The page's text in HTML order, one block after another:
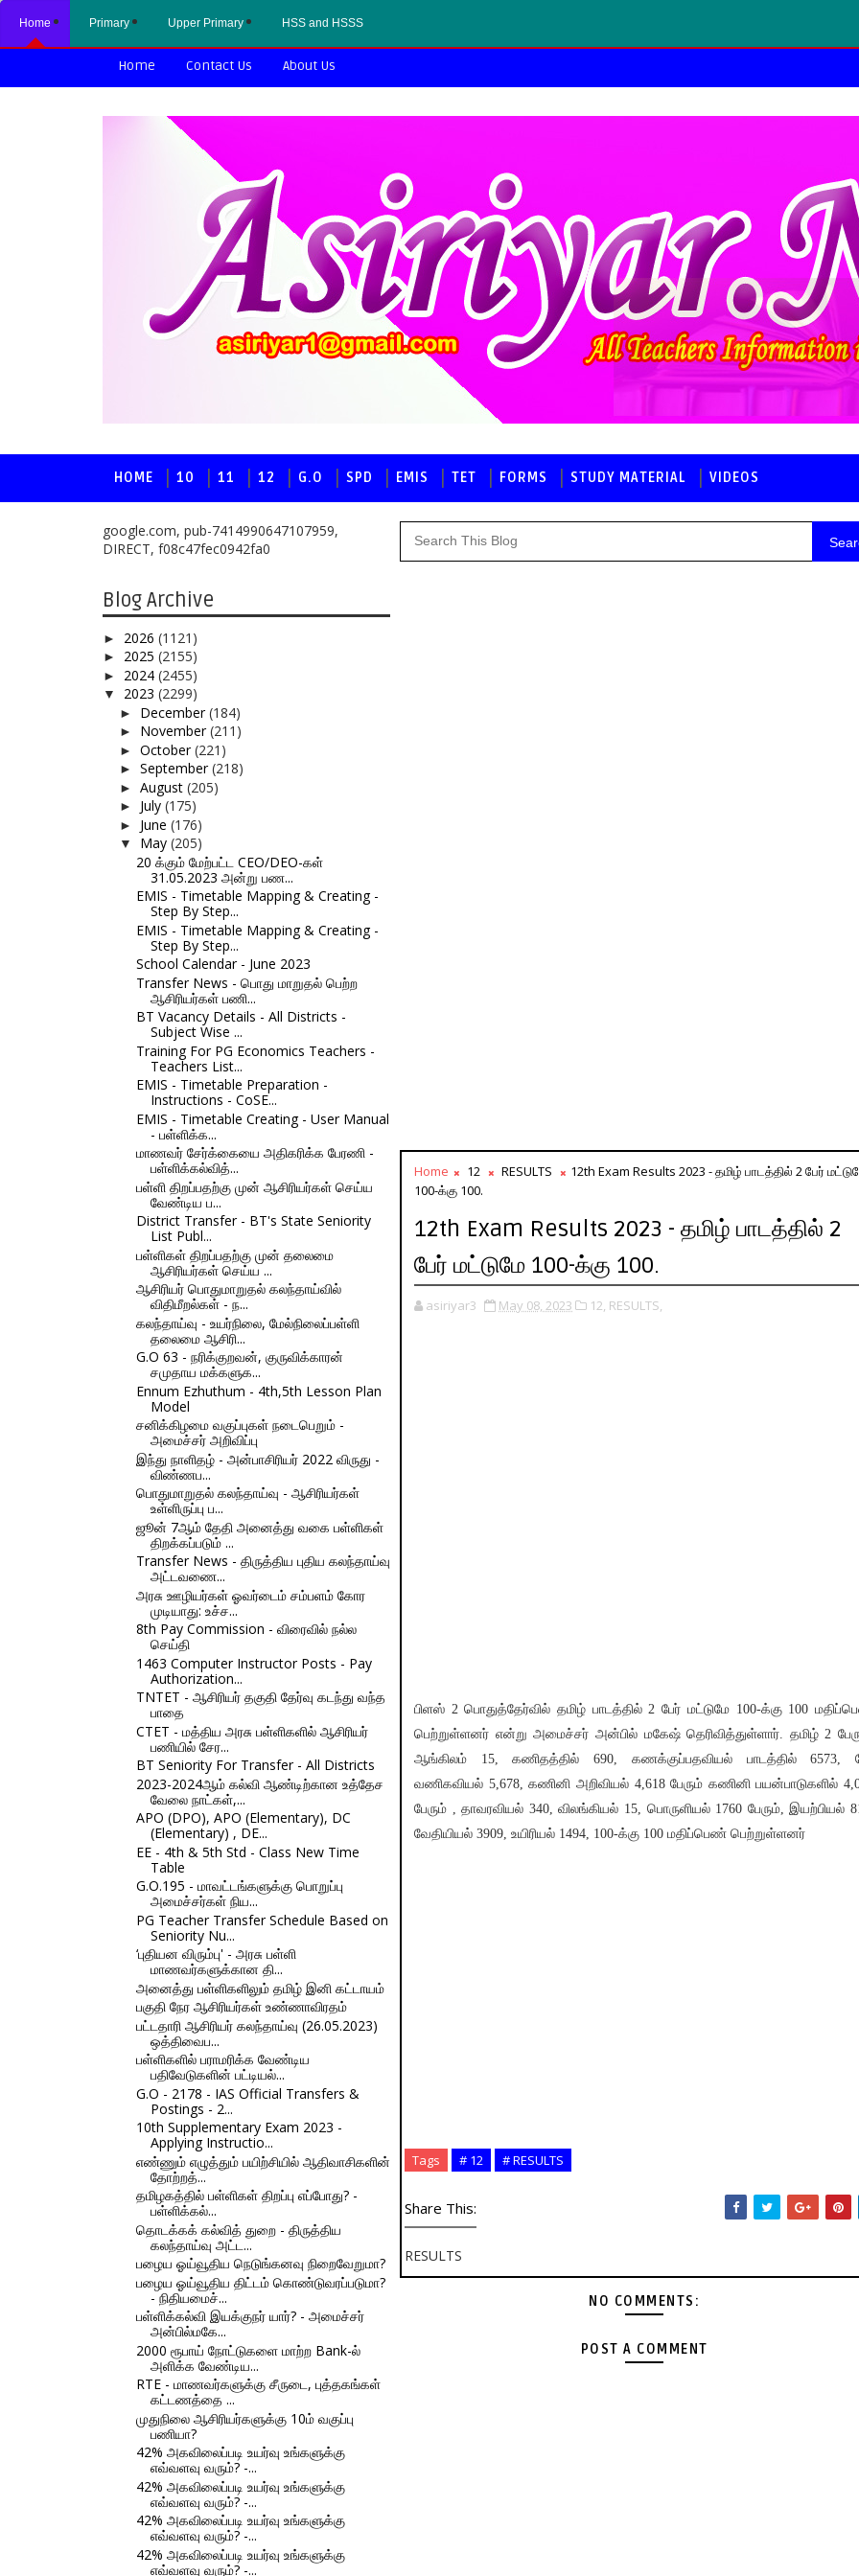
Home Primary Upper Primary HSS and HSSS
Home Contact Us About Us
HOME 10 11 12 G.O SPD EMIS TET FORMS STUDY MATERIAL VIDEOS
google.com, pub-7414990647107959,
DIRECT, f08c47fec0942fa0
Blog Archive
► 2026 (1121)
► 2025 (2155)
► 2024 (2455)
▼ 2023 (2299)
► December(184)
► November(211)
► October(221)
► September(218)
► August (205)
► July (175)
► June (176)
▼ May (205)
20 க்கும் மேற்பட்ட CEO/DEO-கள்
31.05.2023 அன்று பண...
EMIS - Timetable Mapping & Creating -
Step By Step...
EMIS - Timetable Mapping & Creating -
Step By Step...
School Calendar - June 2023
Transfer News - பொது மாறுதல் பெற்ற
ஆசிரியர்கள் பணி...
BT Vacancy Details - All Districts -
Subject Wise ...
Training For PG Economics Teachers -
Teachers List...
EMIS - Timetable Preparation -
Instructions - CoSE...
EMIS - Timetable Creating - User Manual
- பள்ளிக்க...
மாணவர் சேர்க்கையை அதிகரிக்க பேரணி -
பள்ளிக்கல்வித்...
பள்ளி திறப்பதற்கு முன் ஆசிரியர்கள் செய்ய
வேண்டிய ப...
District Transfer - BT's State Seniority
List Publ...
பள்ளிகள் திறப்பதற்கு முன் தலைமை
ஆசிரியர்கள் செய்ய ...
ஆசிரியர் பொதுமாறுதல் கலந்தாய்வில்
விதிமீறல்கள் - ந...
கலந்தாய்வு - உயர்நிலை, மேல்நிலைப்பள்ளி
தலைமை ஆசிரி...
G.O 63 - நரிக்குறவன், குருவிக்காரன்
சமுதாய மக்களுக...
Ennum Ezhuthum - 4th,5th Lesson Plan
Model
சனிக்கிழமை வகுப்புகள் நடைபெறும் -
அமைச்சர் அறிவிப்பு
இந்து நாளிதழ் - அன்பாசிரியர் 2022 விருது -
விண்ணப...
பொதுமாறுதல் கலந்தாய்வு - ஆசிரியர்கள்
உள்ளிருப்பு ப...
ஜூன் 7ஆம் தேதி அனைத்து வகை பள்ளிகள்
திறக்கப்படும் ...
Transfer News - திருத்திய புதிய கலந்தாய்வு
அட்டவணை...
அரசு ஊழியர்கள் ஓவர்டைம் சம்பளம் கோர
முடியாது: உச்ச...
8th Pay Commission - விரைவில் நல்ல
செய்தி
1463 Computer Instructor Posts - Pay
Authorization...
TNTET - ஆசிரியர் தகுதி தேர்வு கடந்து வந்த
பாதை
CTET - மத்திய அரசு பள்ளிகளில் ஆசிரியர்
பணியில் சேர...
BT Seniority For Transfer - All Districts
2023-2024ஆம் கல்வி ஆண்டிற்கான உத்தேச
வேலை நாட்கள்,...
APO (DPO), APO (Elementary), DC
(Elementary) , DE...
EE - 4th & 5th Std - Class New Time
Table
G.O.195 - மாவட்டங்களுக்கு பொறுப்பு
அமைச்சர்கள் நிய...
PG Teacher Transfer Schedule Based on
Seniority Nu...
‘புதியன விரும்பு' - அரசு பள்ளி
மாணவர்களுக்கான தி...
அனைத்து பள்ளிகளிலும் தமிழ் இனி கட்டாயம்
பகுதி நேர ஆசிரியர்கள் உண்ணாவிரதம்
பட்டதாரி ஆசிரியர் கலந்தாய்வு (26.05.2023)
ஒத்திவைப...
பள்ளிகளில் பராமரிக்க வேண்டிய
பதிவேடுகளின் பட்டியல்...
G.O - 2178 - IAS Official Transfers &
Postings - 2...
10th Supplementary Exam 2023 -
Applying Instructio...
எண்ணும் எழுத்தும் பயிற்சியில் ஆதிவாசிகளின்
தோற்றத்...
தமிழகத்தில் பள்ளிகள் திறப்பு எப்போது? -
பள்ளிக்கல்...
தொடக்கக் கல்வித் துறை - திருத்திய
கலந்தாய்வு அட்ட...
பழைய ஓய்வூதிய நெடுங்கனவு நிறைவேறுமா?
பழைய ஓய்வூதிய திட்டம் கொண்டுவரப்படுமா?
- நிதியமைச்...
பள்ளிக்கல்வி இயக்குநர் யார்? - அமைச்சர்
அன்பில்மகே...
2000 ரூபாய் நோட்டுகளை மாற்ற Bank-ல்
அளிக்க வேண்டிய...
RTE - மாணவர்களுக்கு சீருடை, புத்தகங்கள்
கட்டணத்தை ...
முதுநிலை ஆசிரியர்களுக்கு 10ம் வகுப்பு
பணியா?
42% அகவிலைப்படி உயர்வு உங்களுக்கு
எவ்வளவு வரும்? -...
42% அகவிலைப்படி உயர்வு உங்களுக்கு
எவ்வளவு வரும்? -...
42% அகவிலைப்படி உயர்வு உங்களுக்கு
எவ்வளவு வரும்? -...
42% அகவிலைப்படி உயர்வு உங்களுக்கு
எவ்வளவு வரும்? -...
Home 12 RESULTS
12th Exam Results 2023 - தமிழ் பாடத்தில் 2 பேர்
100-க்கு 100.
12th Exam Results 2023 - தமிழ் பாடத்தில் 2
பேர் மட்டுமே 100-க்கு 100.
asiriyar3 May 08, 2023 12, RESULTS,
பிளஸ் 2 பொதுத்தேர்வில் தமிழ் பாடத்தில் 2 பேர் மட்டுமே 100-க்கு 100
பெற்றுள்ளனர் என்று அமைச்சர் அன்பில் மகேஷ் தெரிவித்துள்ளார். தமிழ் 2
ஆங்கிலம் 15, கணிதத்தில் 690, கணக்குப்பதவியல் பாடத்தில் 6573,
வணிகவியல் 5,678, கணினி அறிவியல் 4,618 பேரும் கணினி பயன்பாடுகளில்
பேரும் , தாவரவியல் 340, விலங்கியல் 15, பொருளியல் 1760 பேரும், இயற்பியல்
வேதியியல் 3909, உயிரியல் 1494, 100-க்கு 100 மதிப்பெண் பெற்றுள்ளனர்
Tags # 12 # RESULTS
Share This:
RESULTS
NO COMMENTS:
POST A COMMENT